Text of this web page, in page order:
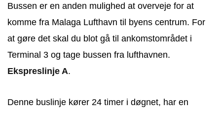
Bussen er en anden mulighed at overveje for at
komme fra Malaga Lufthavn til byens centrum. For
at gøre det skal du blot gå til ankomstområdet i
Terminal 3 og tage bussen fra lufthavnen.
Ekspreslinje A.
Denne buslinje kører 24 timer i døgnet, har en